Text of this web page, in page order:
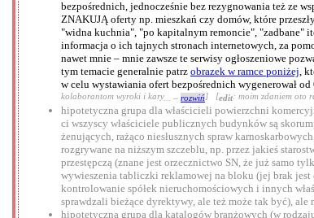
bezpośrednich, jednocześnie bez rezygnowania też ze
ZNAKUJĄ oferty np. mieszkań czy domów, które
"widna kuchnia", "po kapitalnym remoncie", "zadbane"
informacja o ich tajnych stronach internetowych, za
nawet mnie – mnie zawsze te serwisy ogłoszeniowe
tym temacie generalnie patrz obrazek w ramce poniżej,
w celu wystawiania ofert bezpośrednich wygenerował
kolaborantom wyroki i kary... – rozwiń] [edit: moim zdaniem oto
hipotetyczna grupa dla właścicieli powierzchni
ci wszyscy właściciele publicznych budynków są
żenujących, rażąco niesłusznych spraw
rozgrywane na niższym szczeblu, np. przez jakieś
przestępczą (znane jest orzecznictwo SN, że już samo
wywieszenia tabliczki reklamowej na bloku (jej brak jest
kontrolowanie spółek nieruchomościowych i innych
sprawdzali bieżące dyrektywy, ale też może tak być),
hipotetyczna grupa dla katalogów branżowych (w